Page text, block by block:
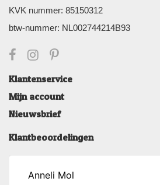
KVK nummer: 85150312
btw-nummer: NL002744214B93
Klantenservice
Mijn account
Nieuwsbrief
Klantbeoordelingen